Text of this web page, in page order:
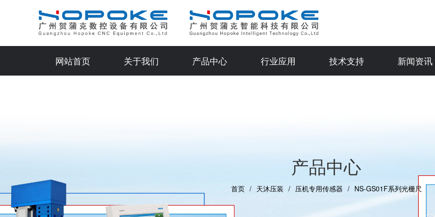
网站首页 关于我们 产品中心 行业应用 技术支持 新闻资讯
产品中心
首页 天沐压装 压机专用传感器 NS-GS01F系列光栅尺